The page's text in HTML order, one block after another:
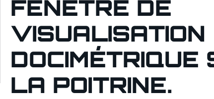
FENÊTRE DE
VISUALISATION
DOCIMÉTRIQUE
LA POITRINE.